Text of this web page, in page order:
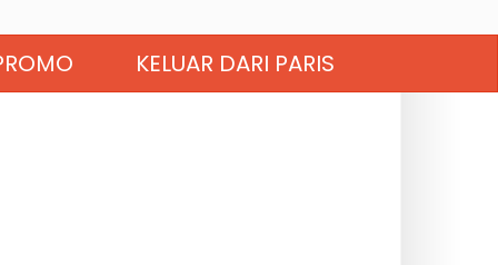
KELUAR DARI PARIS